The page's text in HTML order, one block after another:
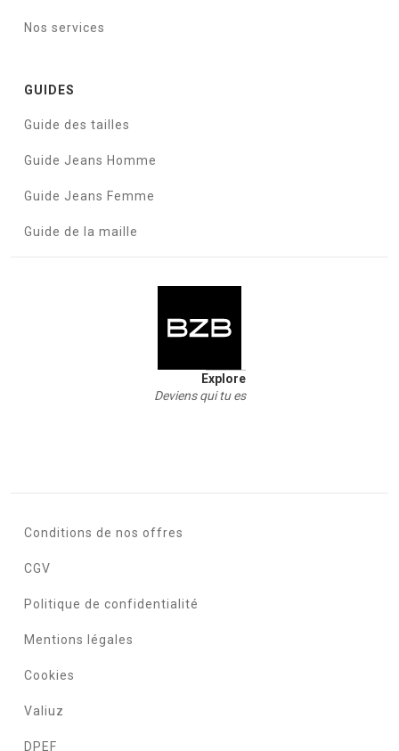
Nos services
GUIDES
Guide des tailles
Guide Jeans Homme
Guide Jeans Femme
Guide de la maille
Explore
Deviens qui tu es
Conditions de nos offres
CGV
Politique de confidentialité
Mentions légales
Cookies
Valiuz
DPEF